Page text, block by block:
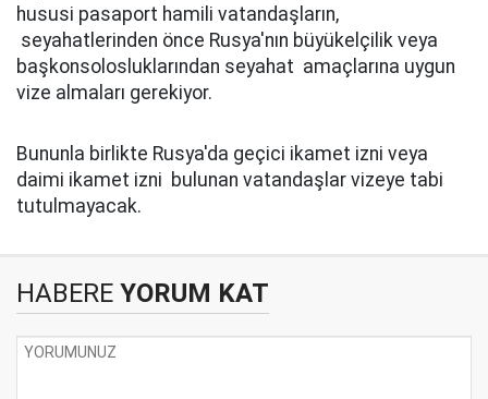
hususi pasaport hamili vatandaşların,
seyahatlerinden önce Rusya'nın büyükelçilik veya
başkonsolosluklarından seyahat amaçlarına uygun
vize almaları gerekiyor.
Bununla birlikte Rusya'da geçici ikamet izni veya
daimi ikamet izni bulunan vatandaşlar vizeye tabi
tutulmayacak.
HABERE YORUM KAT